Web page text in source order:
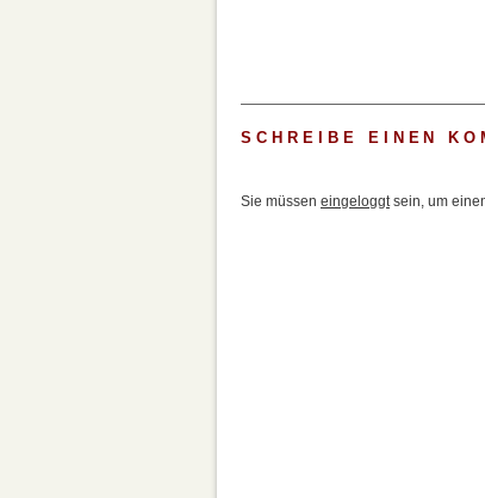
SCHREIBE EINEN
Sie müssen eingeloggtsein, um